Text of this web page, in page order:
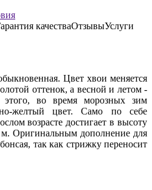
качестваОтзывыУслуги
Цвет хвои меняется
оттенок, а весной и летом -
этого, во время морозных зим
желтый цвет. Само по себе
возрасте достигает в высоту
Оригинальным дополнение для
так как стрижку переносит